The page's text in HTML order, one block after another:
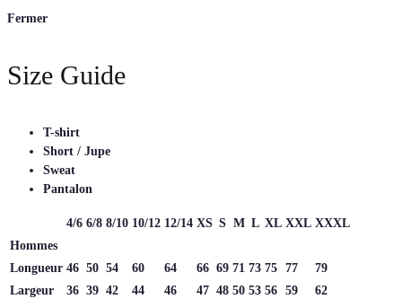
Fermer
Size Guide
T-shirt
Short / Jupe
Sweat
Pantalon
4/6 6/8 8/10 10/12 12/14 XS S M L XL XXL XXXL
Hommes
Longueur 46 50 54 60 64 66 69 71 73 75 77
79
Largeur
36 39 42 44 46 47 48 50 53 56 59
62